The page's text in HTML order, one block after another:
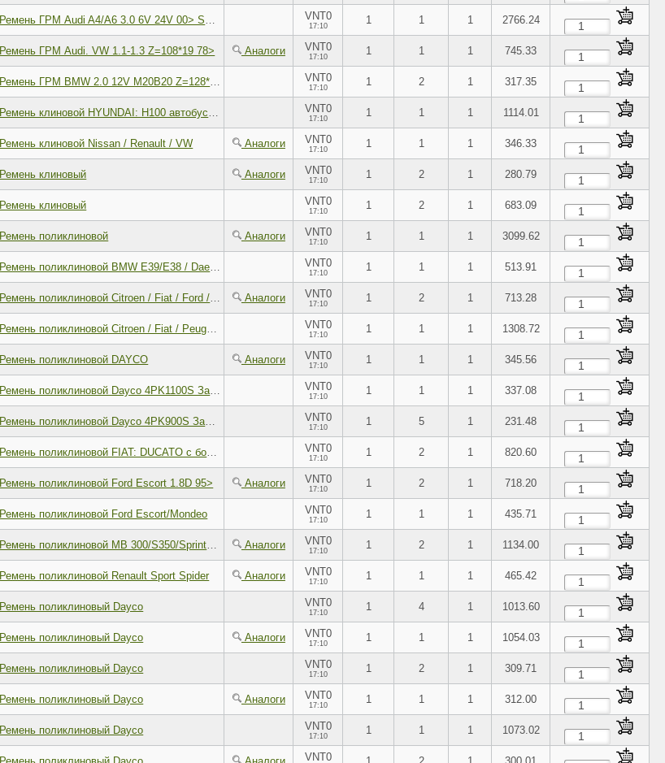
Ремень ГРМ Audi A4/A6 3.0 6V 24V 00> Subaru 2.0-2.5 EJ20/EJ25 Z=281*30 91> VNT0
17:10 1 1 1 2766.24
Ремень ГРМ Audi. VW 1.1-1.3 Z=108*19 78> Аналоги VNT0
17:10 1 1 1 745.33
Ремень ГРМ BMW 2.0 12V M20B20 Z=128*25 76> VNT0
17:10 1 2 1 317.35
Ремень клиновой HYUNDAI: H100 автобус (P) = 2.5 D= (93 - 04) , H100 фургон = 2.5 D= (93 - 04) TOYOTA: LAND CRUISER (BJ4_) = 4.0 D (HJ47_V)/4.2 (FJ40_V, FJ43_, FJ4 VNT0
17:10 1 1 1 1114.01
Ремень клиновой Nissan / Renault / VW Аналоги VNT0
17:10 1 1 1 346.33
Ремень клиновый Аналоги VNT0
17:10 1 2 1 280.79
Ремень клиновый VNT0
17:10 1 2 1 683.09
Ремень поликлиновой Аналоги VNT0
17:10 1 1 1 3099.62
Ремень поликлиновой BMW E39/E38 / Daewoo Espero/Lanos/Nexia / Range Rover VNT0
17:10 1 1 1 513.91
Ремень поликлиновой Citroen / Fiat / Ford / Honda / Peugeot Аналоги VNT0
17:10 1 2 1 713.28
Ремень поликлиновой Citroen / Fiat / Peugeot VNT0
17:10 1 1 1 1308.72
Ремень поликлиновой DAYCO Аналоги VNT0
17:10 1 1 1 345.56
Ремень поликлиновой Dayco 4PK1100S Замена 4PK1100 VNT0
17:10 1 1 1 337.08
Ремень поликлиновой Dayco 4PK900S Замена 4PK900 VNT0
17:10 1 5 1 231.48
Ремень поликлиновой FIAT: DUCATO c бортовой платформой/ходовая часть (230) = 1.9 D/1.9 TD= (94 - 02) , DUCATO автобус (230) = 1.9 D/1.9 TD= (94 - 02) , DUCATO фургон (230 VNT0
17:10 1 2 1 820.60
Ремень поликлиновой Ford Escort 1.8D 95> Аналоги VNT0
17:10 1 2 1 718.20
Ремень поликлиновой Ford Escort/Mondeo VNT0
17:10 1 1 1 435.71
Ремень поликлиновой MB 300/S350/Sprinter 2,9D/3,0D/3,4D 85-01 / VW LT 2,5D 96-06 / Alfa Romeo 159/Brera/Spider 3,2 05- Аналоги VNT0
17:10 1 2 1 1134.00
Ремень поликлиновой Renault Sport Spider Аналоги VNT0
17:10 1 1 1 465.42
Ремень поликлиновый Dayco VNT0
17:10 1 4 1 1013.60
Ремень поликлиновый Dayco Аналоги VNT0
17:10 1 1 1 1054.03
Ремень поликлиновый Dayco VNT0
17:10 1 2 1 309.71
Ремень поликлиновый Dayco Аналоги VNT0
17:10 1 1 1 312.00
Ремень поликлиновый Dayco VNT0
17:10 1 1 1 1073.02
VNT0